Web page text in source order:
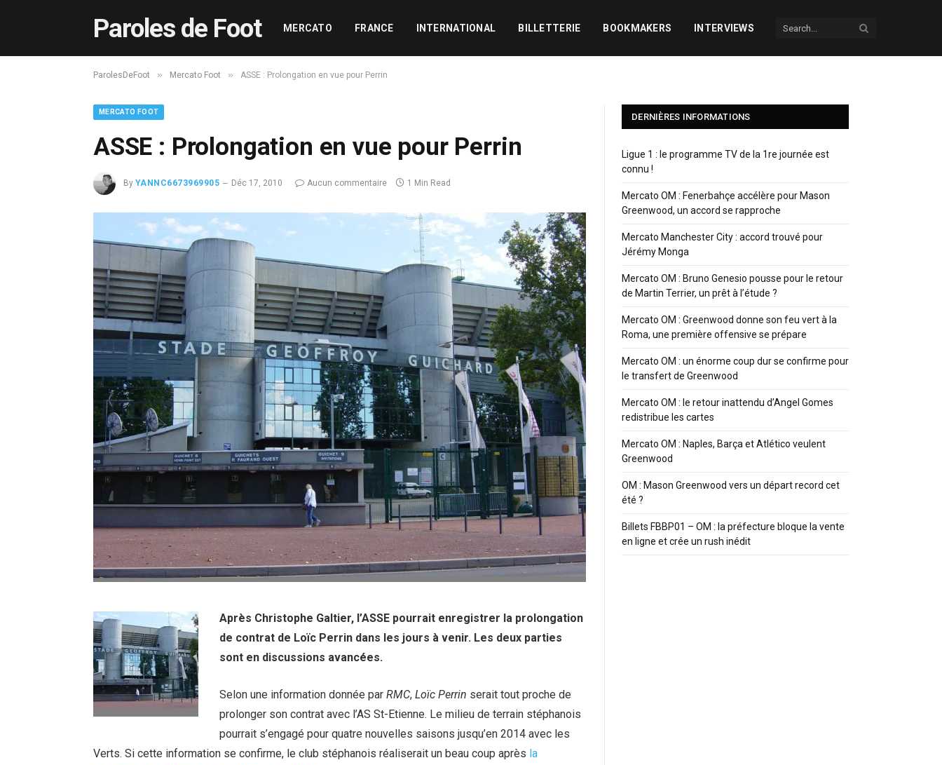
Paroles de Foot MERCATO FRANCE INTERNATIONAL BILLETTERIE BOOKMAKERS INTERVIEWS
ParolesDeFoot » Mercato Foot » ASSE : Prolongation en vue pour Perrin
MERCATO FOOT
ASSE : Prolongation en vue pour Perrin
By YANNC6673969905 Déc 17, 2010 Aucun commentaire 1 Min Read
Après Christophe Galtier, l’ASSE pourrait enregistrer la prolongation
de contrat de Loïc Perrin dans les jours à venir. Les deux parties
sont en discussions avancées.
Selon une information donnée par RMC, Loïc Perrin serait tout proche de
prolonger son contrat avec l’AS St-Etienne. Le milieu de terrain stéphanois
pourrait s’engagé pour quatre nouvelles saisons jusqu’en 2014 avec les
Verts. Si cette information se confirme, le club stéphanois réaliserait un beau coup après la
DERNIÈRES INFORMATIONS
Ligue 1 : le programme TV de la 1re journée est
connu !
Mercato OM : Fenerbahçe accélère pour Mason
Greenwood, un accord se rapproche
Mercato Manchester City : accord trouvé pour
Jérémy Monga
Mercato OM : Bruno Genesio pousse pour le retour
de Martin Terrier, un prêt à l’étude ?
Mercato OM : Greenwood donne son feu vert à la
Roma, une première offensive se prépare
Mercato OM : un énorme coup dur se confirme pour
le transfert de Greenwood
Mercato OM : le retour inattendu d’Angel Gomes
redistribue les cartes
Mercato OM : Naples, Barça et Atlético veulent
Greenwood
OM : Mason Greenwood vers un départ record cet
été ?
Billets FBBP01 – OM : la préfecture bloque la vente
en ligne et crée un rush inédit